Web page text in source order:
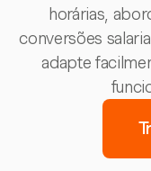
horárias,
conversões
adapte